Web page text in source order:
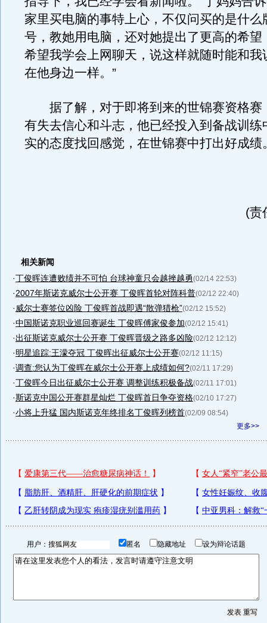
家里买电脑的事特上心，不仅问买的是什么
号，教她用电脑，还对她提出了更高的希望
希望我学会上网聊天，说这样就随时能和我
在他身边一样。”
据了解，对于即将到来的世锦赛资格赛
有失去信心和斗志，他已经投入到备战训练
实的态度找回感觉，在世锦赛中打出好成绩
(责
相关新闻
·丁俊晖连遭败绩并不可怕 台球神童只会越挫越勇(02/14 22:53)
·2007年斯诺克威尔士公开赛 丁俊晖首轮对阵科普(02/12 22:40)
· 威尔士赛签位凶险 丁俊晖首战即遇“散弹猎枪”(02/12 15:52)
·中国斯诺克职业巡回赛诞生 丁俊晖傅家俊参加(02/12 15:41)
·出征斯诺克威尔士公开赛 丁俊晖晋级之路多凶险(02/12 12:12)
·明星追踪:王濛夺冠 丁俊晖出征威尔士公开赛(02/12 11:15)
·调查:您认为丁俊晖在威尔士公开赛上成绩如何?(02/11 17:29)
·丁俊晖今日出征威尔士公开赛 调整训练积极备战(02/11 17:01)
·斯诺克中国公开赛群星灿烂 丁俊晖首日争夺资格(02/10 17:27)
·小将上升猛 国内斯诺克年终排名丁俊晖列榜首(02/09 08:54)
更多>>
用户： 匿名 隐藏地址 设为辩论话题